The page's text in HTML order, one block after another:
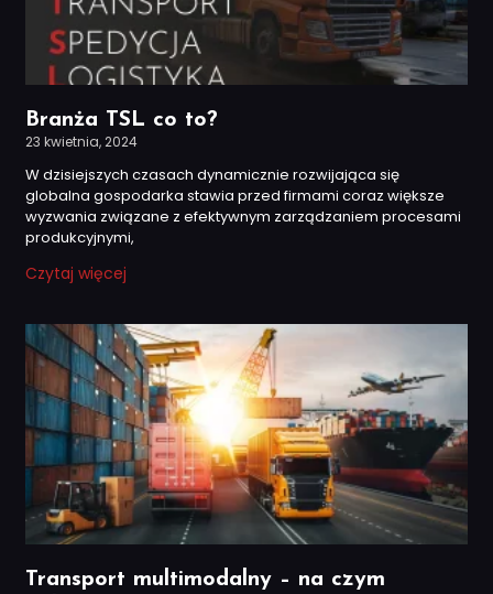
Branża TSL co to?
23 kwietnia, 2024
W dzisiejszych czasach dynamicznie rozwijająca się
globalna gospodarka stawia przed firmami coraz większe
wyzwania związane z efektywnym zarządzaniem procesami
produkcyjnymi,
Czytaj więcej
Transport multimodalny – na czym